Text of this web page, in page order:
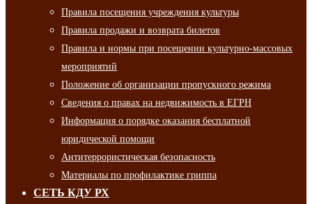
Правила посещения учреждения культуры
Правила продажи и возврата билетов
Правила и нормы при посещении культурно-массовых
мероприятий
Положение об организации пропускного режима
Сведения о правах на недвижимость в ЕГРН
Информация о порядке оказания бесплатной
юридической помощи
Антитеррористическая безопасность
Материалы по профилактике гриппа
СЕТЬ КДУ РХ